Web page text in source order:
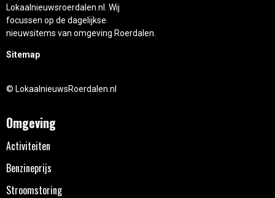
Lokaalnieuwsroerdalen.nl. Wij
focussen op de dagelijkse
nieuwsitems van omgeving Roerdalen.
Sitemap
© LokaalnieuwsRoerdalen.nl
Omgeving
Activiteiten
Benzineprijs
Stroomstoring